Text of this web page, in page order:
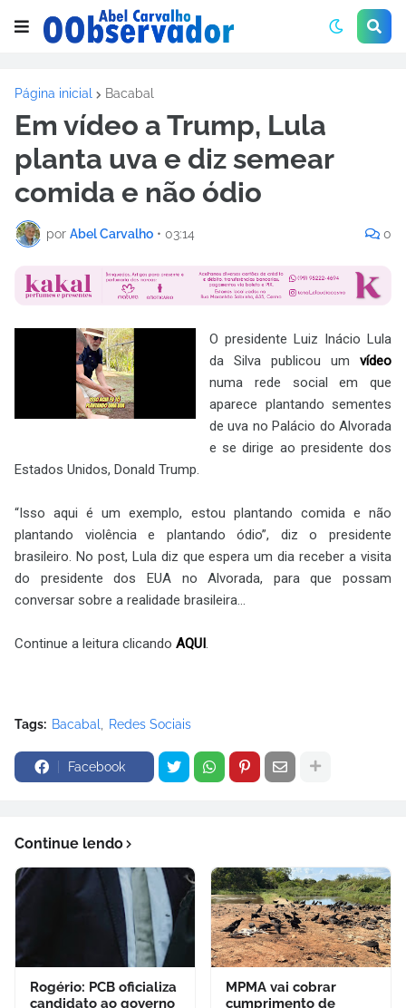
Página inicial Bacabal
Em vídeo a Trump, Lula
planta uva e diz semear
comida e não ódio
por Abel Carvalho • 03:14 0
O presidente Luiz Inácio Lula
da Silva publicou um vídeo
numa rede social em que
aparece plantando sementes
de uva no Palácio do Alvorada
e se dirige ao presidente dos
Estados Unidos, Donald Trump.
“Isso aqui é um exemplo, estou plantando comida e não
plantando violência e plantando ódio”, diz o presidente
brasileiro. No post, Lula diz que espera um dia receber a visita
do presidente dos EUA no Alvorada, para que possam
conversar sobre a realidade brasileira...
Continue a leitura clicando AQUI.
Tags: Bacabal Redes Sociais
Facebook
Continue lendo
Rogério: PCB oficializa
candidato ao governo
MPMA vai cobrar
cumprimento de